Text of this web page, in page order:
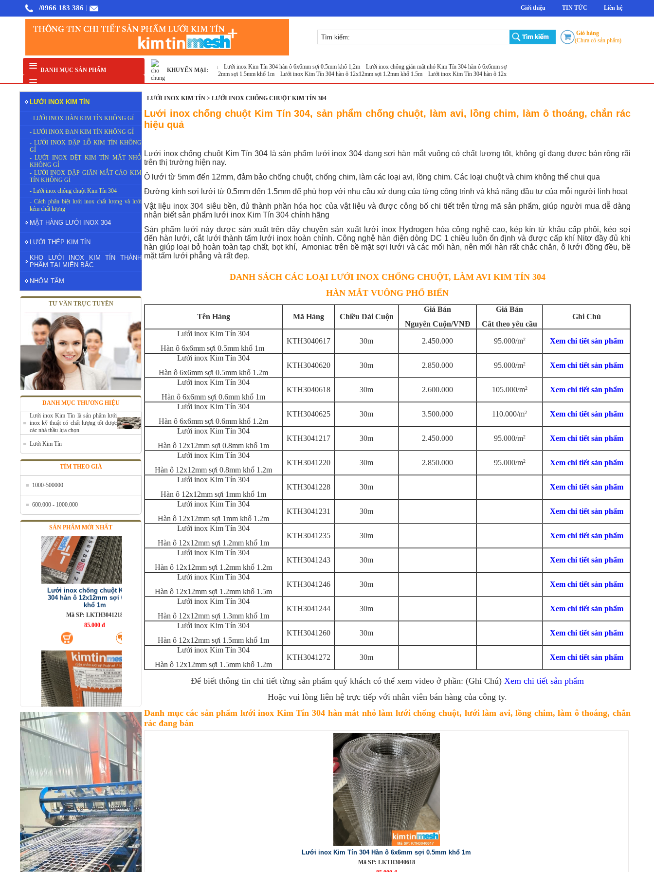
/0966 183 386 Giới thiệu TIN TỨC Liên hệ
Giỏ hàng
(Chưa có sản phẩm)
DANH MỤC SẢN PHẨM KHUYẾN MẠI:
Khổ 1m Lưới inox chống chuột Kim Tín 304 hàn ô 12x12mm sợi 0.8mm khổ 1m Lưới inox Kim Tín 304 hàn ô 6x6mm sợi 0.5mm khổ 1,2m Lưới inox chống gián mắt nhỏ Kim Tín 304 hàn ô 6x6mm sợi 0.5mm khổ 1.2m
Tín 304 hàn ô 12x12mm sợi 1.5mm khổ 1.2m
Lưới inox Kim Tín 304 hàn ô 12x12mm sợi 1.5mm khổ 1m Lưới inox Kim Tín 304 hàn ô 12x12mm sợi 1.2mm khổ 1.5m Lưới inox Kim Tín 304 hàn ô 12x12mm sợi 1.2mm khổ 1.2m
LƯỚI INOX KIM TÍN
- LƯỚI INOX HÀN KIM TÍN KHÔNG GỈ
- LƯỚI INOX ĐAN KIM TÍN KHÔNG GỈ
- LƯỚI INOX DẬP LỖ KIM TÍN KHÔNG
GỈ
- LƯỚI INOX DỆT KIM TÍN MẮT NHỎ
KHÔNG GỈ
- LƯỚI INOX DẬP GIÃN MẮT CÁO KIM
TÍN KHÔNG GỈ
- Lưới inox chống chuột Kim Tín 304
- Cách phân biệt lưới inox chất lượng và lưới
kém chất lượng
MẶT HÀNG LƯỚI INOX 304
LƯỚI THÉP KIM TÍN
KHO LƯỚI INOX KIM TÍN THÀNH
PHẨM TẠI MIỀN BẮC
NHÔM TẤM
TƯ VẤN TRỰC TUYẾN
DANH MỤC THƯƠNG HIỆU
Lưới inox Kim Tín là sản phẩm lưới
inox kỹ thuật có chất lượng tốt được
các nhà thầu lựa chọn
Lưới Kim Tín
TÌM THEO GIÁ
1000-500000
600.000 - 1000.000
SẢN PHẨM MỚI NHẤT
Lưới Inox 304 Hàn ô 12x12mm Sợi
0.8mm Khổ 1m
Mã SP: LKTH304121218
85.000 đ
Lưới inox chống chuột Kim Tín
304 hàn ô 12x12mm sợi 0.8mm
khổ 1m
Mã SP: LKTH3041218
85.000 đ
Lưới inox Kim Tín 304 hàn ô
6x6mm sợi 0.5mm khổ 1,2m
Mã SP: LKTH3040620
85.000 đ
LƯỚI INOX KIM TÍN > LƯỚI INOX CHỐNG CHUỘT KIM TÍN 304
Lưới inox chống chuột Kim Tín 304, sản phẩm chống chuột, làm avi, lồng chim, làm ô thoáng, chắn rác
hiệu quả
Lưới inox chống chuột Kim Tín 304 là sản phẩm lưới inox 304 dạng sợi hàn mắt vuông có chất lượng tốt, không gỉ đang được bán rộng rãi
trên thị trường hiện nay.
Ô lưới từ 5mm đến 12mm, đảm bảo chống chuột, chống chim, làm các loại avi, lồng chim. Các loại chuột và chim không thể chui qua
Đường kính sợi lưới từ 0.5mm đến 1.5mm để phù hợp với nhu cầu xử dụng của từng công trình và khả năng đầu tư của mỗi người linh hoạt
Vật liệu inox 304 siêu bền, đủ thành phần hóa học của vật liệu và được công bố chi tiết trên từng mã sản phẩm, giúp người mua dễ dàng
nhận biết sản phẩm lưới inox Kim Tín 304 chính hãng
Sản phẩm lưới này được sản xuất trên dây chuyền sản xuất lưới inox Hydrogen hóa công nghệ cao, kép kín từ khâu cấp phôi, kéo sợi
đến hàn lưới, cắt lưới thành tấm lưới inox hoàn chỉnh. Công nghệ hàn điện dòng DC 1 chiều luôn ổn định và được cấp khí Nitơ đầy đủ khi
hàn giúp loại bỏ hoàn toàn tạp chất, bọt khí, Amoniac trên bề mặt sợi lưới và các mối hàn, nên mối hàn rất chắc chắn, ô lưới đồng đều, bề
mặt tấm lưới phẳng và rất đẹp.
DANH SÁCH CÁC LOẠI LƯỚI INOX CHỐNG CHUỘT, LÀM AVI KIM TÍN 304
HÀN MẮT VUÔNG PHỔ BIẾN
Tên Hàng Mã Hàng Chiều Dài Cuộn
Giá Bán
Nguyên Cuộn/VNĐ
Giá Bán
Cắt theo yêu cầu
Ghi Chú
Lưới inox Kim Tín 304
Hàn ô 6x6mm sợi 0.5mm khổ 1m
KTH3040617 30m 2.450.000 95.000/m2 Xem chi tiết sản phẩm
Lưới inox Kim Tín 304
Hàn ô 6x6mm sợi 0.5mm khổ 1.2m
KTH3040620 30m 2.850.000 95.000/m2 Xem chi tiết sản phẩm
Lưới inox Kim Tín 304
Hàn ô 6x6mm sợi 0.6mm khổ 1m
KTH3040618 30m 2.600.000 105.000/m2 Xem chi tiết sản phẩm
Lưới inox Kim Tín 304
Hàn ô 6x6mm sợi 0.6mm khổ 1.2m
KTH3040625 30m 3.500.000 110.000/m2 Xem chi tiết sản phẩm
Lưới inox Kim Tín 304
Hàn ô 12x12mm sợi 0.8mm khổ 1m
KTH3041217 30m 2.450.000 95.000/m2 Xem chi tiết sản phẩm
Lưới inox Kim Tín 304
Hàn ô 12x12mm sợi 0.8mm khổ 1.2m
KTH3041220 30m 2.850.000 95.000/m2 Xem chi tiết sản phẩm
Lưới inox Kim Tín 304
Hàn ô 12x12mm sợi 1mm khổ 1m
KTH3041228 30m Xem chi tiết sản phẩm
Lưới inox Kim Tín 304
Hàn ô 12x12mm sợi 1mm khổ 1.2m
KTH3041231 30m Xem chi tiết sản phẩm
Lưới inox Kim Tín 304
Hàn ô 12x12mm sợi 1.2mm khổ 1m
KTH3041235 30m Xem chi tiết sản phẩm
Lưới inox Kim Tín 304
Hàn ô 12x12mm sợi 1.2mm khổ 1.2m
KTH3041243 30m Xem chi tiết sản phẩm
Lưới inox Kim Tín 304
Hàn ô 12x12mm sợi 1.2mm khổ 1.5m
KTH3041246 30m Xem chi tiết sản phẩm
Lưới inox Kim Tín 304
Hàn ô 12x12mm sợi 1.3mm khổ 1m
KTH3041244 30m Xem chi tiết sản phẩm
Lưới inox Kim Tín 304
Hàn ô 12x12mm sợi 1.5mm khổ 1m
KTH3041260 30m Xem chi tiết sản phẩm
Lưới inox Kim Tín 304
Hàn ô 12x12mm sợi 1.5mm khổ 1.2m
KTH3041272 30m Xem chi tiết sản phẩm
Để biết thông tin chi tiết từng sản phẩm quý khách có thể xem video ở phần: (Ghi Chú) Xem chi tiết sản phẩm
Hoặc vui lòng liên hệ trực tiếp với nhân viên bán hàng của công ty.
Danh mục các sản phẩm lưới inox Kim Tín 304 hàn mắt nhỏ làm lưới chống chuột, lưới làm avi, lồng chim, làm ô thoáng, chắn
rác đang bán
Lưới inox Kim Tín 304 Hàn ô 6x6mm sợi 0.5mm khổ 1m
Mã SP: LKTH3040618